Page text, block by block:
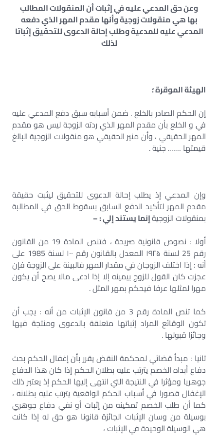
وعن حق المدعي عليه في إثبات أن المنقولات المطالب
بها هي منقولات زوجية وأنها مقدم المهر الذي دفعه
المدعي عليه للمدعية وطلب إحالة الدعوى للتحقيق إثباتا
لذلك
الهيئة الموقرة ؛
إن الحكم الصادر بالخلع . ضمن أسبابه سبق دفع المدعي عليه
في و الخلع بأن مقدم المهر الذي ردته الزوجة ليس هو مقدم
المهر الحقيقي ، وأن منير الحقيقي هو منقولات الزوجية البالغ
قيمتها ……. جنية .
وإن المدعي إذ يطلب إحالة الدعوى للتحقيق ليثبت حقيقة
مقدم المهر لتأكيد الدفع السابق بسقوط الحق في المطالبة
بمنقولات الزوجيةإنما يستند إلي : –
أولا : نصوص قانونية صريحة ، فتنص المادة 19 من القانون
رقم 25 لسنة ۱۹۲۵ المعدل بالقانون رقم ۱۰۰ لسنة 1985 على
أنه : إذا اختلف الزوجان في مقدار المهر فالبينة على الزوجة فإن
عجزت كان القول للزوج بيمينه إلا إذا ادعى مالا يصح أن يكون
مهرا لمثلها عرفا فيحكم بمهر المثل .
كما تنص المادة رقم 3 من قانون الإثبات من أنه : يجب أن
تكون الوقائع المراد إثباتها متعلقة بالدعوى ومنتجة فيها
وجائزا قبولها .
ثانيا : مبدأ قضائي لمحكمة النقض يقرر بأن إغفال الحكم بحث
دفاع أبداه الخصم يترتب عليه بطلان الحكم إذا كان هذا الدفاع
جوهريا ومؤثرا في النتيجة التي انتهى إليها الحكم إذ يعتبر ذلك
الإغفال قصورا في أسباب الحكم الواقعية يترتب عليه بطلانه ،
كما أن طلب الخصم تمكينه من إثبات أو نفي دفاع جوهري
بوسيلة من وسان الإثبات الجائزة قانونا هو حق له إذا كانت
هي الوسيلة الوحيدة في الإثبات ،